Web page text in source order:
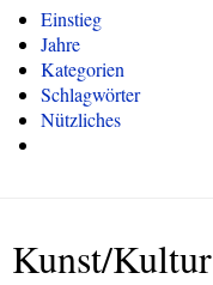
Einstieg
Jahre
Kategorien
Schlagwörter
Nützliches
Kunst/Kultur